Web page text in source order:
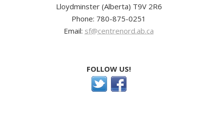
Lloydminster (Alberta) T9V 2R6
Phone: 780-875-0251
Email: sf@centrenord.ab.ca
FOLLOW US!